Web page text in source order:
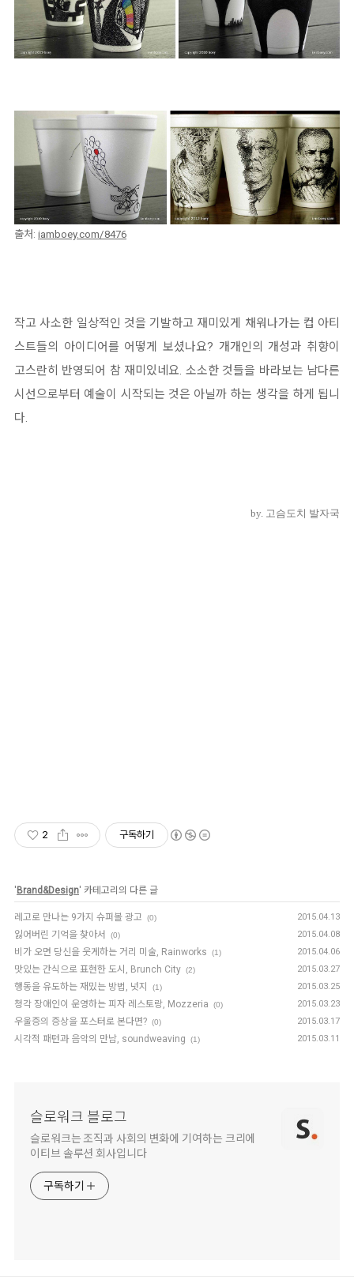
출처: iamboey.com/8476
작고 사소한 일상적인 것을 기발하고 재미있게 채워나가는 컵 아티
스트들의 아이디어를 어떻게 보셨나요? 개개인의 개성과 취향이
고스란히 반영되어 참 재미있네요. 소소한 것들을 바라보는 남다른
시선으로부터 예술이 시작되는 것은 아닐까 하는 생각을 하게 됩니
다.
by. 고슴도치 발자국
2 구독하기
' Brand&Design' 카테고리의 다른 글
레고로 만나는 9가지 슈퍼볼 광고 (0) 2015.04.13
잃어버린 기억을 찾아서 (0) 2015.04.08
비가 오면 당신을 웃게하는 거리 미술, Rainworks (1) 2015.04.06
맛있는 간식으로 표현한 도시, Brunch City (2) 2015.03.27
행동을 유도하는 재밌는 방법, 넛지 (1) 2015.03.25
청각 장애인이 운영하는 피자 레스토랑, Mozzeria (0) 2015.03.23
우울증의 증상을 포스터로 본다면? (0) 2015.03.17
시각적 패턴과 음악의 만남, soundweaving (1) 2015.03.11
슬로워크 블로그
슬로워크는 조직과 사회의 변화에 기여하는 크리에
이티브 솔루션 회사입니다
구독하기